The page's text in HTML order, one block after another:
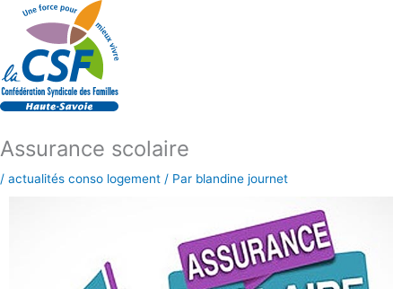
Aller
contenu
Assurance scolaire
/ actualités conso logement / Par blandine journet